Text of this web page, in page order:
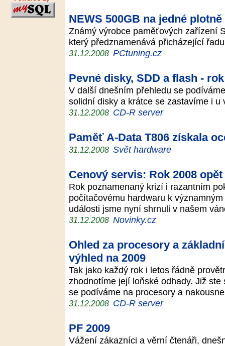
NEWS 500GB na jedné plotně
Známý výrobce paměťových zařízení
který předznamenává přicházející
31.12.2008 PCtuning.cz
Pevné disky, SDD a flash -
V další dnešním přehledu se
solidní disky a krátce se zastavíme i
31.12.2008 CD-R server
Paměť A-Data T806 získala
31.12.2008 Svět hardware
Cenový servis: Rok 2008
Rok poznamenaný krizí i razantním
počítačovému hardwaru k
události jsme nyní shrnuli v našem
31.12.2008 Novinky.cz
Ohled za procesory a
výhled na 2009
Tak jako každý rok i letos řádně
zhodnotíme její loňské odhady. Již
se podíváme na procesory a
31.12.2008 CD-R server
PF 2009
Vážení zákazníci a věrní čtenáři,